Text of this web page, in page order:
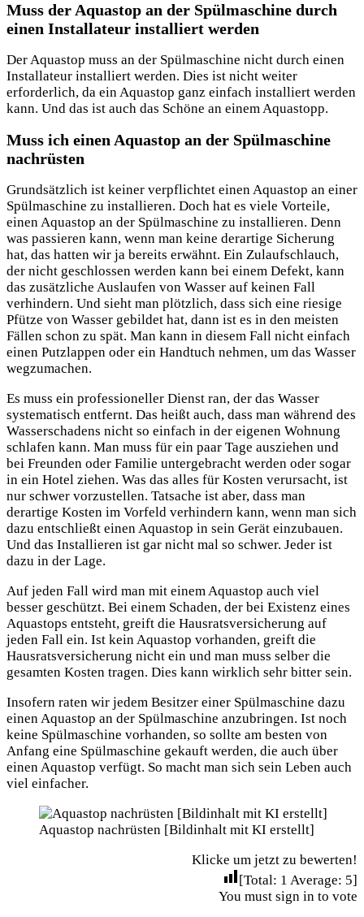
Muss der Aquastop an der Spülmaschine durch
einen Installateur installiert werden
Der Aquastop muss an der Spülmaschine nicht durch einen
Installateur installiert werden. Dies ist nicht weiter
erforderlich, da ein Aquastop ganz einfach installiert werden
kann. Und das ist auch das Schöne an einem Aquastopp.
Muss ich einen Aquastop an der Spülmaschine
nachrüsten
Grundsätzlich ist keiner verpflichtet einen Aquastop an einer
Spülmaschine zu installieren. Doch hat es viele Vorteile,
einen Aquastop an der Spülmaschine zu installieren. Denn
was passieren kann, wenn man keine derartige Sicherung
hat, das hatten wir ja bereits erwähnt. Ein Zulaufschlauch,
der nicht geschlossen werden kann bei einem Defekt, kann
das zusätzliche Auslaufen von Wasser auf keinen Fall
verhindern. Und sieht man plötzlich, dass sich eine riesige
Pfütze von Wasser gebildet hat, dann ist es in den meisten
Fällen schon zu spät. Man kann in diesem Fall nicht einfach
einen Putzlappen oder ein Handtuch nehmen, um das Wasser
wegzumachen.
Es muss ein professioneller Dienst ran, der das Wasser
systematisch entfernt. Das heißt auch, dass man während des
Wasserschadens nicht so einfach in der eigenen Wohnung
schlafen kann. Man muss für ein paar Tage ausziehen und
bei Freunden oder Familie untergebracht werden oder sogar
in ein Hotel ziehen. Was das alles für Kosten verursacht, ist
nur schwer vorzustellen. Tatsache ist aber, dass man
derartige Kosten im Vorfeld verhindern kann, wenn man sich
dazu entschließt einen Aquastop in sein Gerät einzubauen.
Und das Installieren ist gar nicht mal so schwer. Jeder ist
dazu in der Lage.
Auf jeden Fall wird man mit einem Aquastop auch viel
besser geschützt. Bei einem Schaden, der bei Existenz eines
Aquastops entsteht, greift die Hausratsversicherung auf
jeden Fall ein. Ist kein Aquastop vorhanden, greift die
Hausratsversicherung nicht ein und man muss selber die
gesamten Kosten tragen. Dies kann wirklich sehr bitter sein.
Insofern raten wir jedem Besitzer einer Spülmaschine dazu
einen Aquastop an der Spülmaschine anzubringen. Ist noch
keine Spülmaschine vorhanden, so sollte am besten von
Anfang eine Spülmaschine gekauft werden, die auch über
einen Aquastop verfügt. So macht man sich sein Leben auch
viel einfacher.
Aquastop nachrüsten [Bildinhalt mit KI erstellt]
Klicke um jetzt zu bewerten!
[Total: 1 Average: 5]
You must sign in to vote